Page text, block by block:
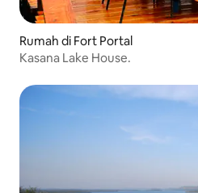
Rumah di Fort Portal
Kasana Lake House.